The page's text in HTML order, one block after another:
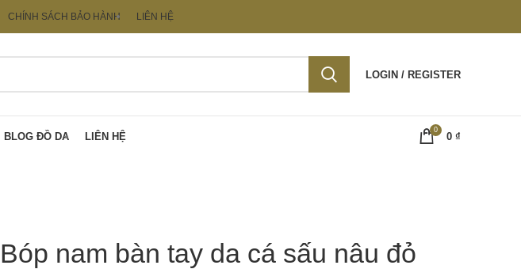
CHÍNH SÁCH BẢO HÀNH LIÊN HỆ
LOGIN / REGISTER
BLOG ĐỒ DA LIÊN HỆ
0
0 ₫
Bóp nam bàn tay da cá sấu nâu đỏ